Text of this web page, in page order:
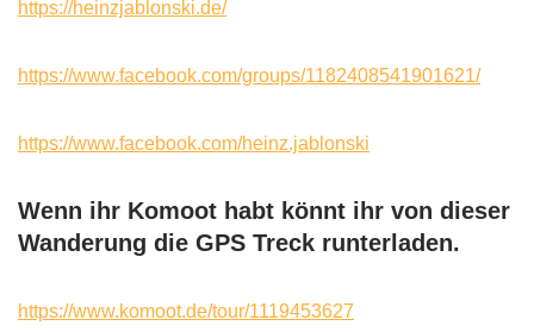
https://heinzjablonski.de/
https://www.facebook.com/groups/1182408541901621/
https://www.facebook.com/heinz.jablonski
Wenn ihr Komoot habt könnt ihr von dieser
Wanderung die GPS Treck runterladen.
https://www.komoot.de/tour/1119453627